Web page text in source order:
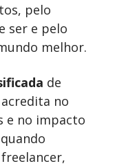
pelo
ser e pelo
melhor.
de
no
e no impacto